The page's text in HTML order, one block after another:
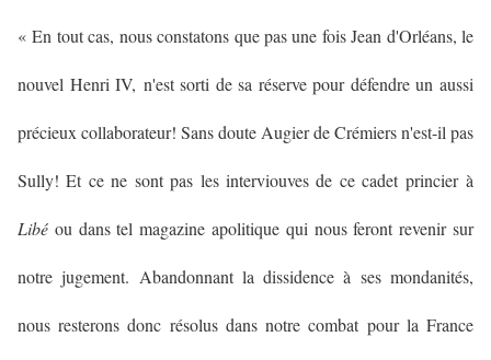
« En tout cas, nous constatons que pas une fois Jean d'Orléans, le
nouvel Henri IV, n'est sorti de sa réserve pour défendre un aussi
précieux collaborateur! Sans doute Augier de Crémiers n'est-il pas
Sully! Et ce ne sont pas les interviouves de ce cadet princier à
Libé ou dans tel magazine apolitique qui nous feront revenir sur
notre jugement. Abandonnant la dissidence à ses mondanités,
nous resterons donc résolus dans notre combat pour la France